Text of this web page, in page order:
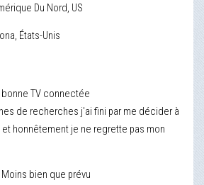
Du Nord, US
États-Unis
bonne TV connectée
de recherches j'ai fini par me décider à
honnêtement je ne regrette pas mon
Moins bien que prévu